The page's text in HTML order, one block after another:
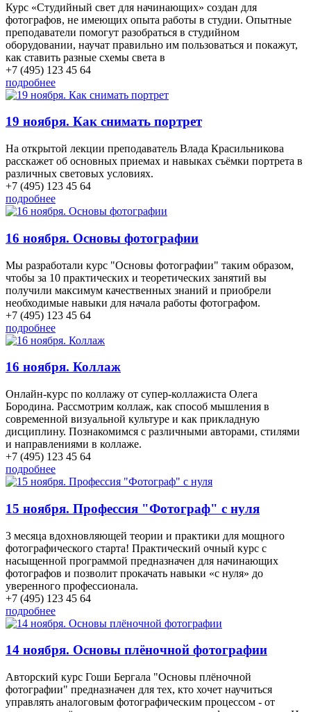
Курс «Студийный свет для начинающих» создан для
фотографов, не имеющих опыта работы в студии. Опытные
преподаватели помогут разобраться в студийном
оборудовании, научат правильно им пользоваться и покажут,
как ставить разные схемы света в
+7 (495) 123 45 64
подробнее
19 ноября. Как снимать портрет
На открытой лекции преподаватель Влада Красильникова
расскажет об основных приемах и навыках съёмки портрета в
различных световых условиях.
+7 (495) 123 45 64
подробнее
16 ноября. Основы фотографии
Мы разработали курс "Основы фотографии" таким образом,
чтобы за 10 практических и теоретических занятий вы
получили максимум качественных знаний и приобрели
необходимые навыки для начала работы фотографом.
+7 (495) 123 45 64
подробнее
16 ноября. Коллаж
Онлайн-курс по коллажу от супер-коллажиста Олега
Бородина. Рассмотрим коллаж, как способ мышления в
современной визуальной культуре и как прикладную
дисциплину. Познакомимся с различными авторами, стилями
и направлениями в коллаже.
+7 (495) 123 45 64
подробнее
15 ноября. Профессия "Фотограф" с нуля
3 месяца вдохновляющей теории и практики для мощного
фотографического старта! Практический очный курс с
насыщенной программой предназначен для начинающих
фотографов и позволит прокачать навыки «с нуля» до
уверенного профессионала.
+7 (495) 123 45 64
подробнее
14 ноября. Основы плёночной фотографии
Авторский курс Гоши Бергала "Основы плёночной
фотографии" предназначен для тех, кто хочет научиться
управлять аналоговым фотографическим процессом - от